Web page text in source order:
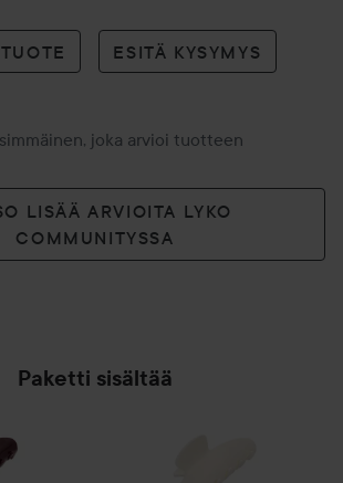
ESITÄ KYSYMYS
joka arvioi tuotteen
LISÄÄ ARVIOITA LYKO
COMMUNITYSSA
Paketti sisältää